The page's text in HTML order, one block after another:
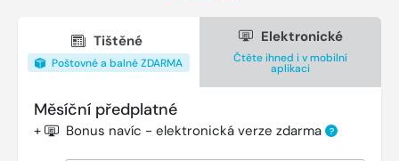
Tištěné
Poštovné a balné ZDARMA
Elektronické
Čtěte ihned i v mobilní
aplikaci
Měsíční předplatné
+ Bonus navíc - elektronická verze zdarma ?